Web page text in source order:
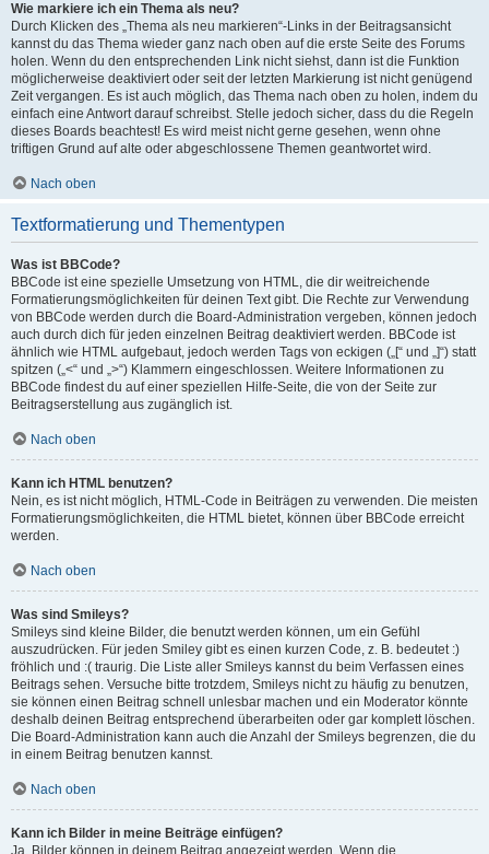
Wie markiere ich ein Thema als neu?
Durch Klicken des „Thema als neu markieren“-Links in der Beitragsansicht
kannst du das Thema wieder ganz nach oben auf die erste Seite des Forums
holen. Wenn du den entsprechenden Link nicht siehst, dann ist die Funktion
möglicherweise deaktiviert oder seit der letzten Markierung ist nicht genügend
Zeit vergangen. Es ist auch möglich, das Thema nach oben zu holen, indem du
einfach eine Antwort darauf schreibst. Stelle jedoch sicher, dass du die Regeln
dieses Boards beachtest! Es wird meist nicht gerne gesehen, wenn ohne
triftigen Grund auf alte oder abgeschlossene Themen geantwortet wird.
Nach oben
Textformatierung und Thementypen
Was ist BBCode?
BBCode ist eine spezielle Umsetzung von HTML, die dir weitreichende
Formatierungsmöglichkeiten für deinen Text gibt. Die Rechte zur Verwendung
von BBCode werden durch die Board-Administration vergeben, können jedoch
auch durch dich für jeden einzelnen Beitrag deaktiviert werden. BBCode ist
ähnlich wie HTML aufgebaut, jedoch werden Tags von eckigen („[“ und „]“) statt
spitzen („<“ und „>“) Klammern eingeschlossen. Weitere Informationen zu
BBCode findest du auf einer speziellen Hilfe-Seite, die von der Seite zur
Beitragserstellung aus zugänglich ist.
Nach oben
Kann ich HTML benutzen?
Nein, es ist nicht möglich, HTML-Code in Beiträgen zu verwenden. Die meisten
Formatierungsmöglichkeiten, die HTML bietet, können über BBCode erreicht
werden.
Nach oben
Was sind Smileys?
Smileys sind kleine Bilder, die benutzt werden können, um ein Gefühl
auszudrücken. Für jeden Smiley gibt es einen kurzen Code, z. B. bedeutet :)
fröhlich und :( traurig. Die Liste aller Smileys kannst du beim Verfassen eines
Beitrags sehen. Versuche bitte trotzdem, Smileys nicht zu häufig zu benutzen,
sie können einen Beitrag schnell unlesbar machen und ein Moderator könnte
deshalb deinen Beitrag entsprechend überarbeiten oder gar komplett löschen.
Die Board-Administration kann auch die Anzahl der Smileys begrenzen, die du
in einem Beitrag benutzen kannst.
Nach oben
Kann ich Bilder in meine Beiträge einfügen?
Ja, Bilder können in deinem Beitrag angezeigt werden. Wenn die